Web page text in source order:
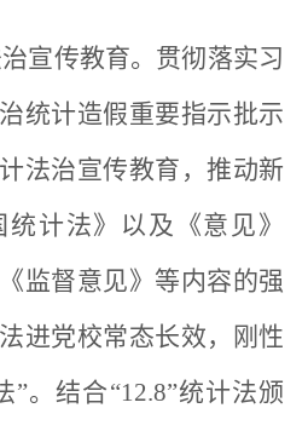
宣传教育。贯彻落实习
统计造假重要指示批示
法治宣传教育，推动新
统计法》以及《意见》
监督意见》等内容的强
进党校常态长效，刚性
”。结合“12.8”统计法颁